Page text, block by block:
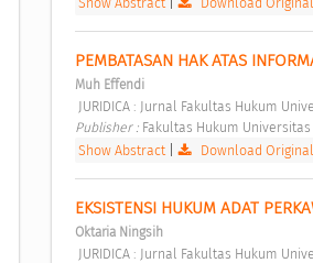
PEMBATASAN HAK ATAS
Muh Effendi
JURIDICA : Jurnal Fakultas Hukum
Publisher : Fakultas Hukum Universitas
Show Abstract| Download Original
EKSISTENSI HUKUM ADAT
Oktaria Ningsih
JURIDICA : Jurnal Fakultas Hukum